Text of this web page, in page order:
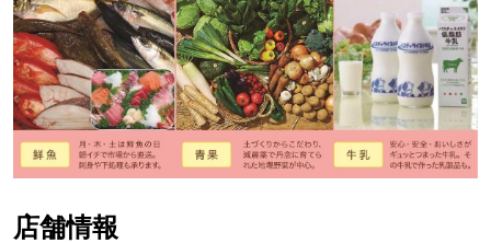
店舗情報